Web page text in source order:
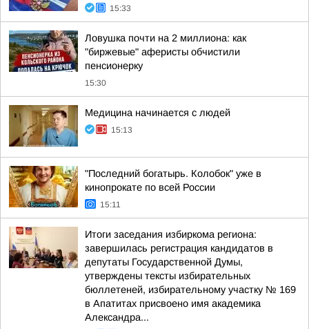
15:33
Ловушка почти на 2 миллиона: как
"биржевые" аферисты обчистили
пенсионерку
15:30
Медицина начинается с людей
15:13
"Последний богатырь. Колобок" уже в
кинопрокате по всей России
15:11
Итоги заседания избиркома региона:
завершилась регистрация кандидатов в
депутаты Государственной Думы,
утверждены тексты избирательных
бюллетеней, избирательному участку № 169
в Апатитах присвоено имя академика
Александра...